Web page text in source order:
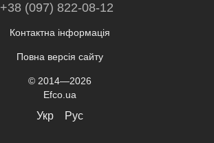
+38 (097) 822-08-12
Контактна інформація
Повна версія сайту
© 2014—2026
Efco.ua
Укр Рус